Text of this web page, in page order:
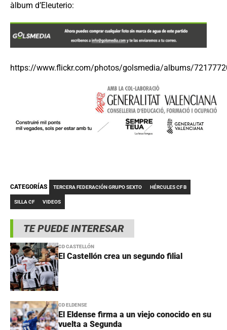
TE PUEDE INTERESAR
CD CASTELLÓN
El Castellón crea un segundo filial
CD ELDENSE
El Eldense firma a un viejo conocido en su
vuelta a Segunda
àlbum d’Eleuterio:
https://www.flickr.com/photos/golsmedia/albums/
CATEGORÍAS TERCERA FEDERACIÓN GRUPO SEXTO HÉRCULES CF B
SILLA CF VIDEOS